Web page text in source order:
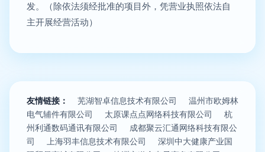
发。（除依法须经批准的项目外，凭营业执照依法自
主开展经营活动）
友情链接： 芜湖智卓信息技术有限公司
温州市欧姆林
电气辅件有限公司
太原课点点网络科技有限公司
杭
州利通数码通讯有限公司
成都聚云汇通网络科技有限公
司
上海羽丰信息技术有限公司
深圳中大健康产业国